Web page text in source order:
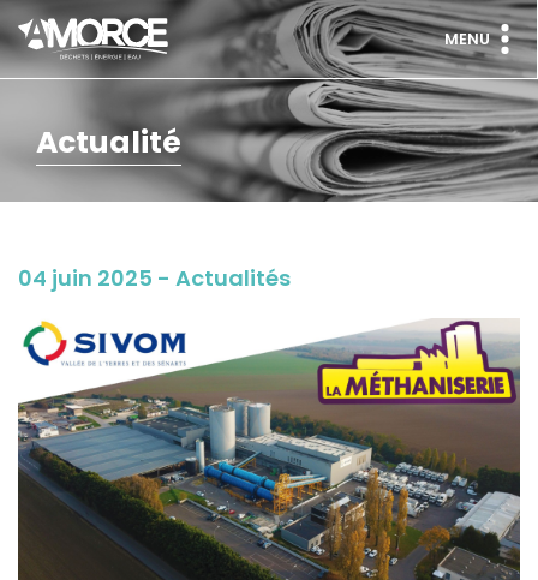
MENU
Actualité
04 juin 2025 - Actualités